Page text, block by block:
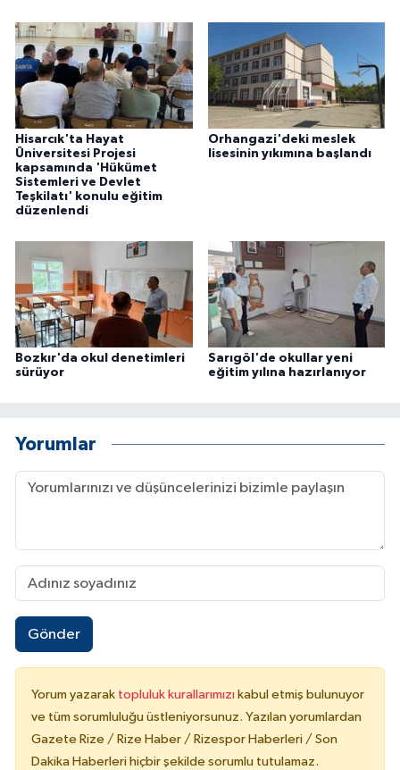
Hisarcık'ta Hayat
Üniversitesi Projesi
kapsamında 'Hükümet
Sistemleri ve Devlet
Teşkilatı' konulu eğitim
düzenlendi
Orhangazi'deki meslek
lisesinin yıkımına başlandı
Bozkır'da okul denetimleri
sürüyor
Sarıgöl'de okullar yeni
eğitim yılına hazırlanıyor
Yorumlar
Gönder
Yorum yazarak topluluk kurallarımızı kabul etmiş bulunuyor
ve tüm sorumluluğu üstleniyorsunuz. Yazılan yorumlardan
Gazete Rize / Rize Haber / Rizespor Haberleri / Son
Dakika Haberleri hiçbir şekilde sorumlu tutulamaz.